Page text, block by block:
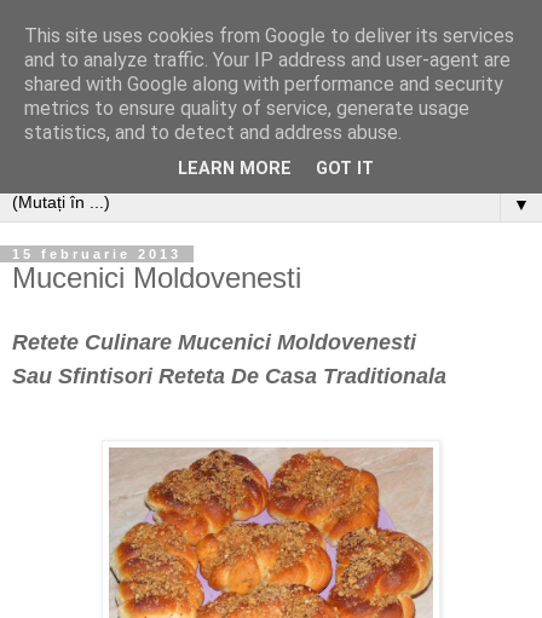
▼
15 februarie 2013
Mucenici Moldovenesti
Retete Culinare Mucenici Moldovenesti
Sau Sfintisori Reteta De Casa Traditionala
This site uses cookies from Google to deliver its services
and to analyze traffic. Your IP address and user-agent are
shared with Google along with performance and security
metrics to ensure quality of service, generate usage
statistics, and to detect and address abuse.
LEARN MORE GOT IT